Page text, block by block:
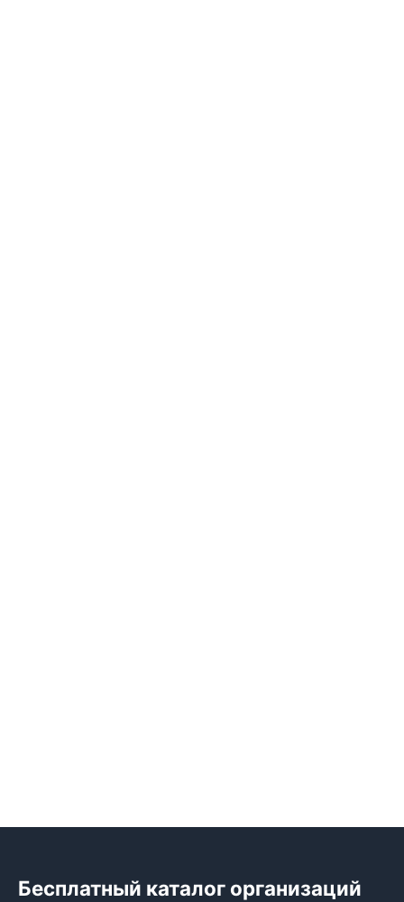
Бесплатный каталог организаций